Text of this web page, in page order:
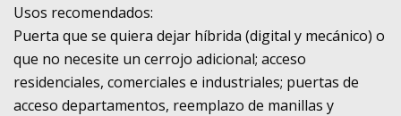
Usos recomendados:
Puerta que se quiera dejar híbrida (digital y mecánico) o
que no necesite un cerrojo adicional; acceso
residenciales, comerciales e industriales; puertas de
acceso departamentos, reemplazo de manillas y